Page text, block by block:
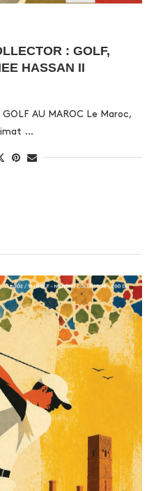
: GOLF,
HASSAN II
AU MAROC Le Maroc,
…